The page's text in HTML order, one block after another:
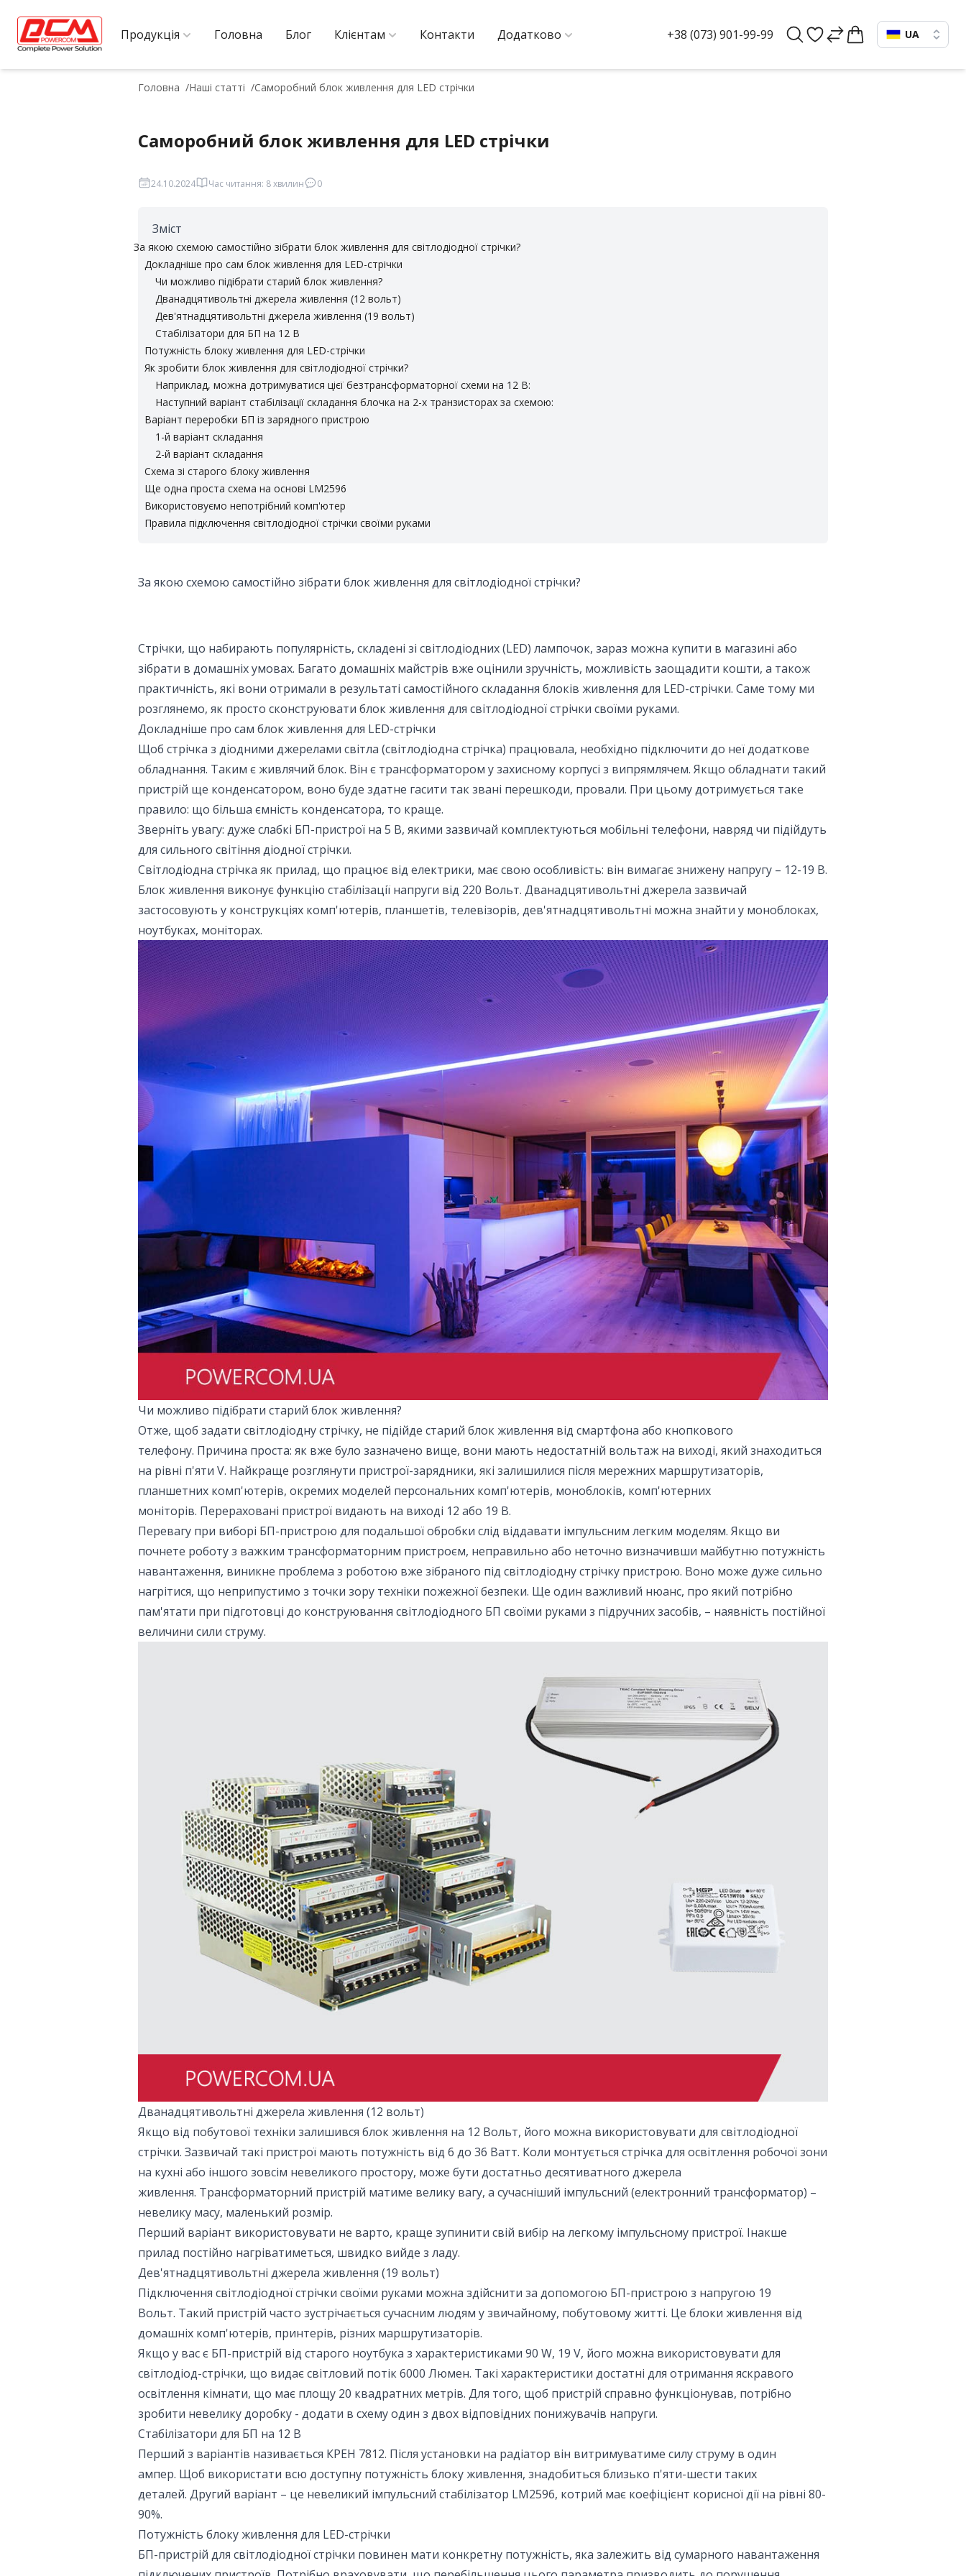
Продукція Головна Блог Клієнтам Контакти Додатково +38 (073) 901-99-99 UA
Головна Наші статті Саморобний блок живлення для LED стрічки
Саморобний блок живлення для LED стрічки
24.10.2024 Час читання: 8 хвилин 0
Зміст
За якою схемою самостійно зібрати блок живлення для світлодіодної стрічки?
Докладніше про сам блок живлення для LED-стрічки
Чи можливо підібрати старий блок живлення?
Дванадцятивольтні джерела живлення (12 вольт)
Дев'ятнадцятивольтні джерела живлення (19 вольт)
Стабілізатори для БП на 12 В
Потужність блоку живлення для LED-стрічки
Як зробити блок живлення для світлодіодної стрічки?
Наприклад, можна дотримуватися цієї безтрансформаторної схеми на 12 В:
Наступний варіант стабілізації складання блочка на 2-х транзисторах за схемою:
Варіант переробки БП із зарядного пристрою
1-й варіант складання
2-й варіант складання
Схема зі старого блоку живлення
Ще одна проста схема на основі LM2596
Використовуємо непотрібний комп'ютер
Правила підключення світлодіодної стрічки своїми руками
За якою схемою самостійно зібрати блок живлення для світлодіодної стрічки?
Стрічки, що набирають популярність, складені зі світлодіодних (LED) лампочок, зараз можна купити в магазині або
зібрати в домашніх умовах. Багато домашніх майстрів вже оцінили зручність, можливість заощадити кошти, а також
практичність, які вони отримали в результаті самостійного складання блоків живлення для LED-стрічки. Саме тому ми
розглянемо, як просто сконструювати блок живлення для світлодіодної стрічки своїми руками.
Докладніше про сам блок живлення для LED-стрічки
Щоб стрічка з діодними джерелами світла (світлодіодна стрічка) працювала, необхідно підключити до неї додаткове
обладнання. Таким є живлячий блок. Він є трансформатором у захисному корпусі з випрямлячем. Якщо обладнати такий
пристрій ще конденсатором, воно буде здатне гасити так звані перешкоди, провали. При цьому дотримується таке
правило: що більша ємність конденсатора, то краще.
Зверніть увагу: дуже слабкі БП-пристрої на 5 В, якими зазвичай комплектуються мобільні телефони, навряд чи підійдуть
для сильного світіння діодної стрічки.
Світлодіодна стрічка як прилад, що працює від електрики, має свою особливість: він вимагає знижену напругу – 12-19 В.
Блок живлення виконує функцію стабілізації напруги від 220 Вольт. Дванадцятивольтні джерела зазвичай
застосовують у конструкціях комп'ютерів, планшетів, телевізорів, дев'ятнадцятивольтні можна знайти у моноблоках,
ноутбуках, моніторах.
Чи можливо підібрати старий блок живлення?
Отже, щоб задати світлодіодну стрічку, не підійде старий блок живлення від смартфона або кнопкового
телефону. Причина проста: як вже було зазначено вище, вони мають недостатній вольтаж на виході, який знаходиться
на рівні п'яти V. Найкраще розглянути пристрої-зарядники, які залишилися після мережних маршрутизаторів,
планшетних комп'ютерів, окремих моделей персональних комп'ютерів, моноблоків, комп'ютерних
моніторів. Перераховані пристрої видають на виході 12 або 19 В.
Перевагу при виборі БП-пристрою для подальшої обробки слід віддавати імпульсним легким моделям. Якщо ви
почнете роботу з важким трансформаторним пристроєм, неправильно або неточно визначивши майбутню потужність
навантаження, виникне проблема з роботою вже зібраного під світлодіодну стрічку пристрою. Воно може дуже сильно
нагрітися, що неприпустимо з точки зору техніки пожежної безпеки. Ще один важливий нюанс, про який потрібно
пам'ятати при підготовці до конструювання світлодіодного БП своїми руками з підручних засобів, – наявність постійної
величини сили струму.
Дванадцятивольтні джерела живлення (12 вольт)
Якщо від побутової техніки залишився блок живлення на 12 Вольт, його можна використовувати для світлодіодної
стрічки. Зазвичай такі пристрої мають потужність від 6 до 36 Ватт. Коли монтується стрічка для освітлення робочої зони
на кухні або іншого зовсім невеликого простору, може бути достатньо десятиватного джерела
живлення. Трансформаторний пристрій матиме велику вагу, а сучасніший імпульсний (електронний трансформатор) –
невелику масу, маленький розмір.
Перший варіант використовувати не варто, краще зупинити свій вибір на легкому імпульсному пристрої. Інакше
прилад постійно нагріватиметься, швидко вийде з ладу.
Дев'ятнадцятивольтні джерела живлення (19 вольт)
Підключення світлодіодної стрічки своїми руками можна здійснити за допомогою БП-пристрою з напругою 19
Вольт. Такий пристрій часто зустрічається сучасним людям у звичайному, побутовому житті. Це блоки живлення від
домашніх комп'ютерів, принтерів, різних маршрутизаторів.
Якщо у вас є БП-пристрій від старого ноутбука з характеристиками 90 W, 19 V, його можна використовувати для
світлодіод-стрічки, що видає світловий потік 6000 Люмен. Такі характеристики достатні для отримання яскравого
освітлення кімнати, що має площу 20 квадратних метрів. Для того, щоб пристрій справно функціонував, потрібно
зробити невелику доробку - додати в схему один з двох відповідних понижувачів напруги.
Стабілізатори для БП на 12 В
Перший з варіантів називається КРЕН 7812. Після установки на радіатор він витримуватиме силу струму в один
ампер. Щоб використати всю доступну потужність блоку живлення, знадобиться близько п'яти-шести таких
деталей. Другий варіант – це невеликий імпульсний стабілізатор LM2596, котрий має коефіцієнт корисної дії на рівні 80-
90%.
Потужність блоку живлення для LED-стрічки
БП-пристрій для світлодіодної стрічки повинен мати конкретну потужність, яка залежить від сумарного навантаження